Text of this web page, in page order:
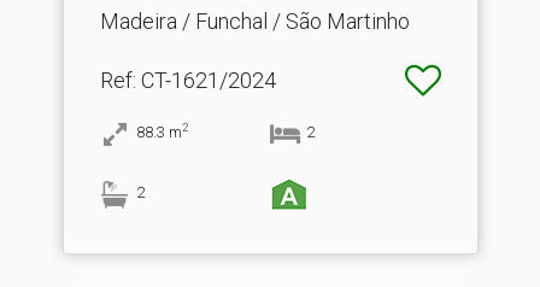
Madeira / Funchal / São Martinho
Ref: CT-1621/2024
88.3 m2 2
2